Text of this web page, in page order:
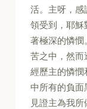
活。主呀，
領受到，耶
著極深的憐憫
苦之中，然
經歷主的憐
中所有的負
見證主為我